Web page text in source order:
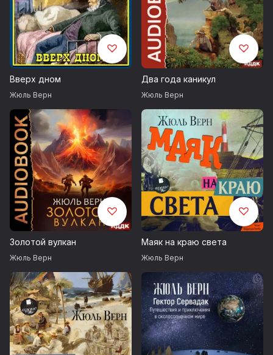
Вверх дном
Жюль Верн
Два года каникул
Жюль Верн
Золотой вулкан
Жюль Верн
Маяк на краю света
Жюль Верн